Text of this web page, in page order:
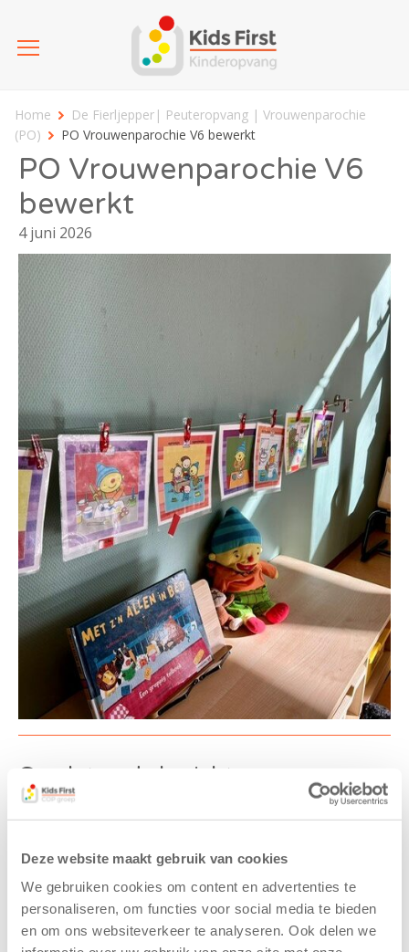
Deze website maakt gebruik van cookies
We gebruiken cookies om content en advertenties te
personaliseren, om functies voor social media te bieden
en om ons websiteverkeer te analyseren. Ook delen we
Home
De Fierljepper| Peuteropvang | Vrouwenparochie
(PO)
PO Vrouwenparochie V6 bewerkt
PO Vrouwenparochie V6
bewerkt
4 juni 2026
Gerelateerde berichten